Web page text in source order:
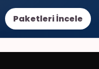
Paketleri İncele